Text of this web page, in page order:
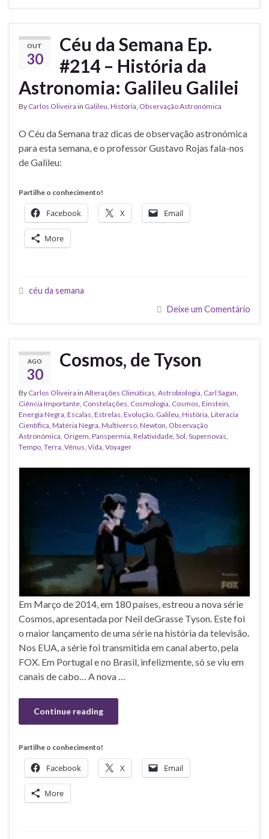
OUT
30
Céu da Semana Ep.
#214 – História da
Astronomia: Galileu Galilei
By Carlos Oliveira in Galileu História Observação Astronómica
O Céu da Semana traz dicas de observação astronómica
para esta semana, e o professor Gustavo Rojas fala-nos
de Galileu:
Partilhe o conhecimento!
Facebook X Email
More
céu da semana
Deixe um Comentário
AGO
30
Cosmos, de Tyson
By Carlos Oliveira in Alterações Climáticas Astrobiologia Carl Sagan
Ciência Importante Constelações Cosmologia Cosmos Einstein
Energia Negra Escalas Estrelas Evolução Galileu História Literacia
Científica Matéria Negra Multiverso Newton Observação
Astronómica Origem Panspermia Relatividade Sol Supernovas
Tempo Terra Vénus Vida Voyager
Em Março de 2014, em 180 países, estreou a nova série
Cosmos, apresentada por Neil deGrasse Tyson. Este foi
o maior lançamento de uma série na história da televisão.
Nos EUA, a série foi transmitida em canal aberto, pela
FOX. Em Portugal e no Brasil, infelizmente, só se viu em
canais de cabo… A nova …
Continue reading
Partilhe o conhecimento!
Facebook X Email
More